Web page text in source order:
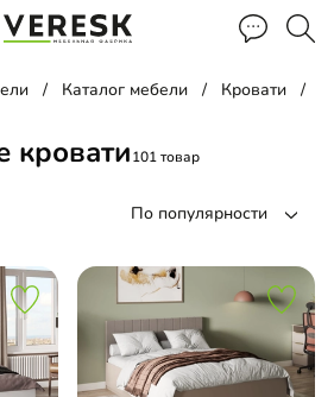
Каталог мебели Кровати
кровати101 товар
По популярности